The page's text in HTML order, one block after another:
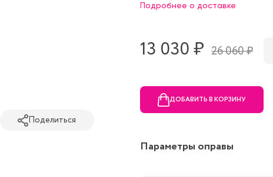
Поделиться
Подробнее о доставке
13 030 ₷ 26 060 ₷
ДОБАВИТЬ В КОРЗИНУ
Параметры оправы